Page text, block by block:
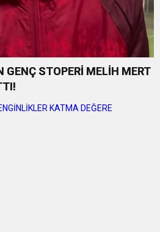
GENÇ STOPERİ MELİH MERT